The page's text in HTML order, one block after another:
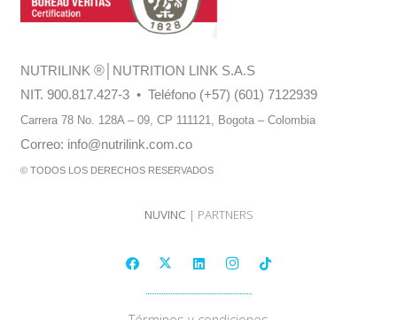
NUTRILINK ®│NUTRITION LINK S.A.S
NIT. 900.817.427-3 • Teléfono (+57) (601) 7122939
Carrera 78 No. 128A – 09, CP 111121, Bogota – Colombia
Correo: info@nutrilink.com.co
© TODOS LOS DERECHOS RESERVADOS
NUVINC | PARTNERS